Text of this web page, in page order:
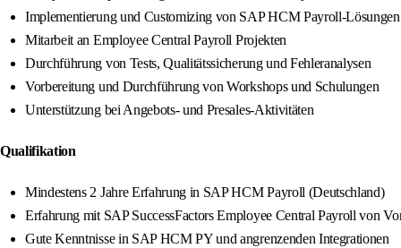
Implementierung und Customizing von SAP HCM Payroll-Lösungen
Mitarbeit an Employee Central Payroll Projekten
Durchführung von Tests, Qualitätssicherung und Fehleranalysen
Vorbereitung und Durchführung von Workshops und Schulungen
Unterstützung bei Angebots- und Presales-Aktivitäten
Qualifikation
Mindestens 2 Jahre Erfahrung in SAP HCM Payroll (Deutschland)
Erfahrung mit SAP SuccessFactors Employee Central Payroll von
Gute Kenntnisse in SAP HCM PY und angrenzenden Integrationen